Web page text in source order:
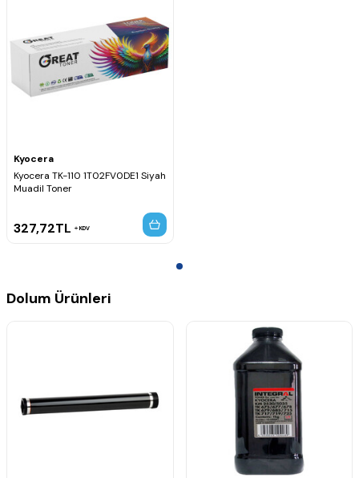
Kyocera
Kyocera TK-110 1T02FV0DE1 Siyah
Muadil Toner
327,72TL KDV
Dolum Ürünleri